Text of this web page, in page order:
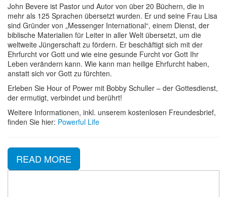
John Bevere ist Pastor und Autor von über 20 Büchern, die in
mehr als 125 Sprachen übersetzt wurden. Er und seine Frau Lisa
sind Gründer von „Messenger International“, einem Dienst, der
biblische Materialien für Leiter in aller Welt übersetzt, um die
weltweite Jüngerschaft zu fördern. Er beschäftigt sich mit der
Ehrfurcht vor Gott und wie eine gesunde Furcht vor Gott Ihr
Leben verändern kann. Wie kann man heilige Ehrfurcht haben,
anstatt sich vor Gott zu fürchten.
Erleben Sie Hour of Power mit Bobby Schuller – der Gottesdienst,
der ermutigt, verbindet und berührt!
Weitere Informationen, inkl. unserem kostenlosen Freundesbrief,
finden Sie hier: Powerful Life
READ MORE